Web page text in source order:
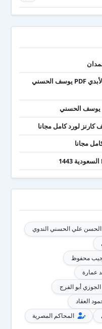
تحميل كتاب عقدك النفسية سجنك الأبدي PDF يوسف الحسني
الحسن علي الحسني الندوي
محفوظ
عمارة
أبو الفرج
العقاد
المحاكم المصرية